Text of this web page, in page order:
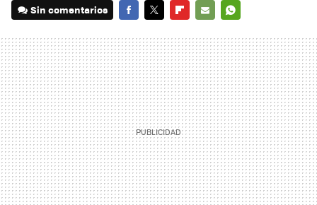
Sin comentarios
MAIL